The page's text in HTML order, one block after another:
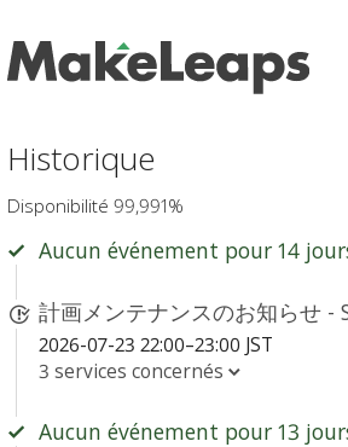
Historique
Disponibilité 99,991%
Aucun événement pour 14
計画メンテナンスのお知らせ -
2026-07-23 22:00–23:00 JST
3 services concernés
Aucun événement pour 13